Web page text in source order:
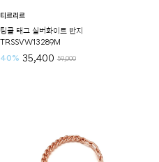
티르리르
팅클 태그 실버화이트 반지
TRSSVW13289M
40% 35,400 59,000